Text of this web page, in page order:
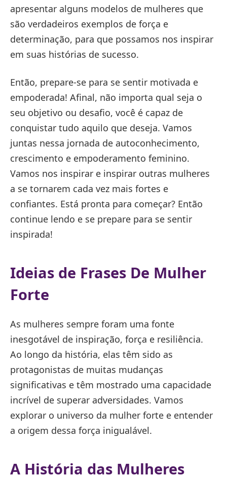
apresentar alguns modelos de mulheres que
são verdadeiros exemplos de força e
determinação, para que possamos nos inspirar
em suas histórias de sucesso.
Então, prepare-se para se sentir motivada e
empoderada! Afinal, não importa qual seja o
seu objetivo ou desafio, você é capaz de
conquistar tudo aquilo que deseja. Vamos
juntas nessa jornada de autoconhecimento,
crescimento e empoderamento feminino.
Vamos nos inspirar e inspirar outras mulheres
a se tornarem cada vez mais fortes e
confiantes. Está pronta para começar? Então
continue lendo e se prepare para se sentir
inspirada!
Ideias de Frases De Mulher
Forte
As mulheres sempre foram uma fonte
inesgotável de inspiração, força e resiliência.
Ao longo da história, elas têm sido as
protagonistas de muitas mudanças
significativas e têm mostrado uma capacidade
incrível de superar adversidades. Vamos
explorar o universo da mulher forte e entender
a origem dessa força inigualável.
A História das Mulheres